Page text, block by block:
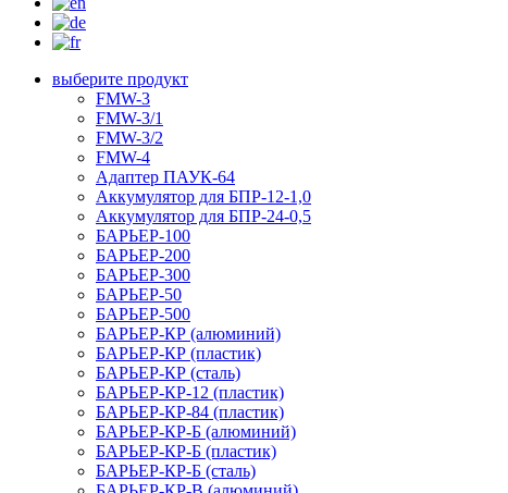
выберите продукт
FMW-3
FMW-3/1
FMW-3/2
FMW-4
Адаптер ПАУК-64
Аккумулятор для БПР-12-1,0
Аккумулятор для БПР-24-0,5
БАРЬЕР-100
БАРЬЕР-200
БАРЬЕР-300
БАРЬЕР-50
БАРЬЕР-500
БАРЬЕР-КР (алюминий)
БАРЬЕР-КР (пластик)
БАРЬЕР-КР (сталь)
БАРЬЕР-КР-12 (пластик)
БАРЬЕР-КР-84 (пластик)
БАРЬЕР-КР-Б (алюминий)
БАРЬЕР-КР-Б (пластик)
БАРЬЕР-КР-Б (сталь)